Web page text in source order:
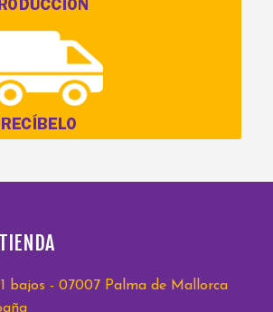
bajos - 07007 Palma de Mallorca